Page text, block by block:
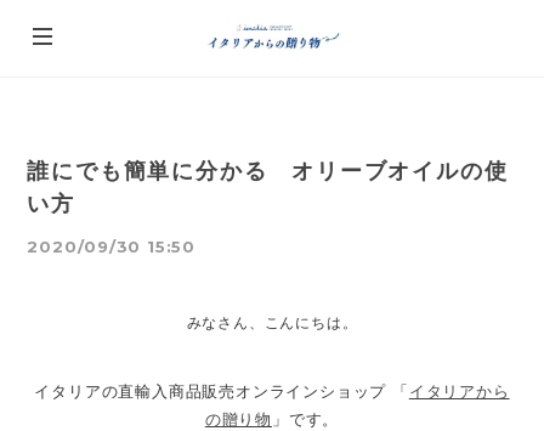
誰にでも簡単に分かる オリーブオイルの使
い方
2020/09/30 15:50
みなさん、こんにちは。
イタリアの直輸入商品販売オンラインショップ 「イタリアから
の贈り物 」です。